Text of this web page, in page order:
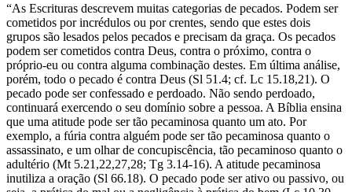
“As Escrituras descrevem muitas categorias de pecados. Podem ser
cometidos por incrédulos ou por crentes, sendo que estes dois
grupos são lesados pelos pecados e precisam da graça. Os pecados
podem ser cometidos contra Deus, contra o próximo, contra o
próprio-eu ou contra alguma combinação destes. Em última análise,
porém, todo o pecado é contra Deus (Sl 51.4; cf. Lc 15.18,21). O
pecado pode ser confessado e perdoado. Não sendo perdoado,
continuará exercendo o seu domínio sobre a pessoa. A Bíblia ensina
que uma atitude pode ser tão pecaminosa quanto um ato. Por
exemplo, a fúria contra alguém pode ser tão pecaminosa quanto o
assassinato, e um olhar de concupiscência, tão pecaminoso quanto o
adultério (Mt 5.21,22,27,28; Tg 3.14-16). A atitude pecaminosa
inutiliza a oração (Sl 66.18). O pecado pode ser ativo ou passivo, ou